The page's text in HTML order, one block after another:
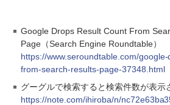
Google Drops Result Count From
Page（Search Engine Roundtable）
https://www.seroundtable.com/
from-search-results-page-37348.html
グーグルで検索すると検索件数が表示
https://note.com/ihiroba/n/